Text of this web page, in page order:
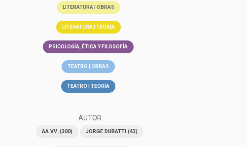
LITERATURA | OBRAS
LITERATURA | TEORÍA
PSICOLOGÍA, ÉTICA Y FILOSOFÍA
TEATRO | OBRAS
TEATRO | TEORÍA
AUTOR
AA.VV. (300) JORGE DUBATTI (43)